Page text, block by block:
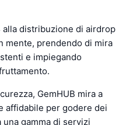
alla distribuzione di airdrop
mente, prendendo di mira
e impiegando
GemHUB mira a
affidabile per godere dei
gamma di servizi